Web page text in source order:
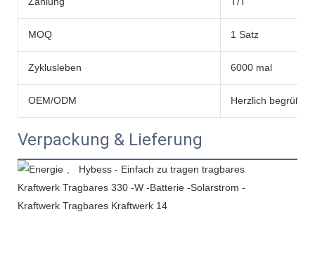
MOQ 1 Satz
Zyklusleben 6000 mal
OEM/ODM Herzlich begrüßt
Verpackung & Lieferung